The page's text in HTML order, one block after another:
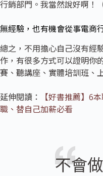
行銷部門。我當然說好啊！
無經驗，也有機會從事電商
總之，不用擔心自己沒有經
作，有很多方式可以證明你
賽、聽講座、實體培訓班、
延伸閱讀：
【好書推薦】6
職、替自己加薪必看
不會